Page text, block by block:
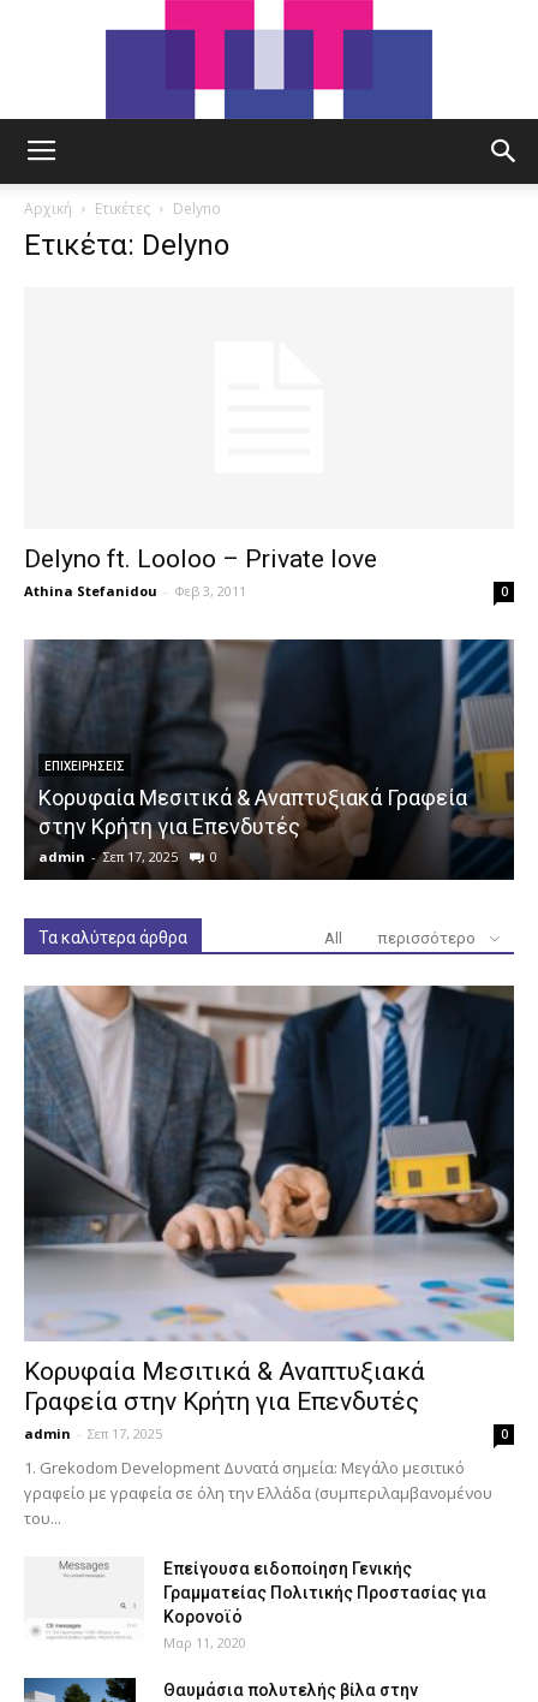
Αρχική Ετικέτες Delyno
Ετικέτα: Delyno
Delyno ft. Looloo – Private love
Athina Stefanidou - Φεβ 3, 2011 0
ΕΠΙΧΕΙΡΉΣΕΙΣ
Κορυφαία Μεσιτικά & Αναπτυξιακά Γραφεία
στην Κρήτη για Επενδυτές
admin - Σεπ 17, 2025 0
Τα καλύτερα άρθρα All περισσότερο
Κορυφαία Μεσιτικά & Αναπτυξιακά
Γραφεία στην Κρήτη για Επενδυτές
admin - Σεπ 17, 2025 0
1. Grekodom Development Δυνατά σημεία: Μεγάλο μεσιτικό
γραφείο με γραφεία σε όλη την Ελλάδα (συμπεριλαμβανομένου
του...
Επείγουσα ειδοποίηση Γενικής
Γραμματείας Πολιτικής Προστασίας για
Κορονοϊό
Μαρ 11, 2020
Θαυμάσια πολυτελής βίλα στην